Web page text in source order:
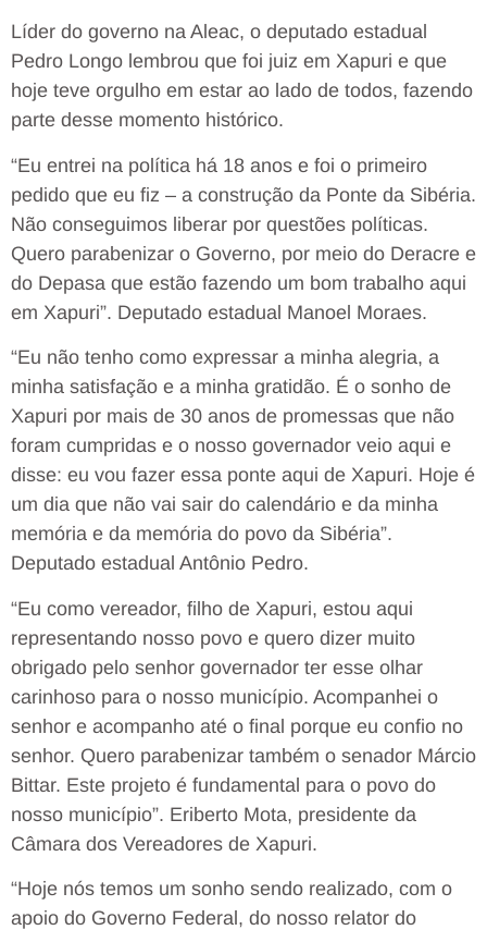
Líder do governo na Aleac, o deputado estadual
Pedro Longo lembrou que foi juiz em Xapuri e que
hoje teve orgulho em estar ao lado de todos, fazendo
parte desse momento histórico.
“Eu entrei na política há 18 anos e foi o primeiro
pedido que eu fiz – a construção da Ponte da Sibéria.
Não conseguimos liberar por questões políticas.
Quero parabenizar o Governo, por meio do Deracre e
do Depasa que estão fazendo um bom trabalho aqui
em Xapuri”. Deputado estadual Manoel Moraes.
“Eu não tenho como expressar a minha alegria, a
minha satisfação e a minha gratidão. É o sonho de
Xapuri por mais de 30 anos de promessas que não
foram cumpridas e o nosso governador veio aqui e
disse: eu vou fazer essa ponte aqui de Xapuri. Hoje é
um dia que não vai sair do calendário e da minha
memória e da memória do povo da Sibéria”.
Deputado estadual Antônio Pedro.
“Eu como vereador, filho de Xapuri, estou aqui
representando nosso povo e quero dizer muito
obrigado pelo senhor governador ter esse olhar
carinhoso para o nosso município. Acompanhei o
senhor e acompanho até o final porque eu confio no
senhor. Quero parabenizar também o senador Márcio
Bittar. Este projeto é fundamental para o povo do
nosso município”. Eriberto Mota, presidente da
Câmara dos Vereadores de Xapuri.
“Hoje nós temos um sonho sendo realizado, com o
apoio do Governo Federal, do nosso relator do